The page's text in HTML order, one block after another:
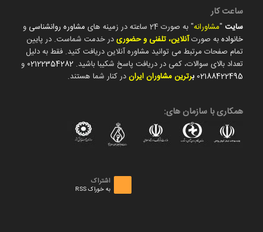
ساعت کار
سایت"مشاورانه" به صورت 24 ساعته در زمینه های مشاوره روانشناسی و
خانوادهبه صورتآنلاین، تلفنی و حضوریدر خدمت شماست. در پایین
تمام صفحات مرتبط می توانید مشاوره آنلاین دریافت کنید. فقط به دلیل
تعداد بالای سوالات، کمی در دریافت پاسخ شکیبا باشید. 02122354282 و
02188422495 برترین مشاوران ایراندر کنار شما هستند.
همکاری با سازمان های:
اشتراک
به خوراک RSS